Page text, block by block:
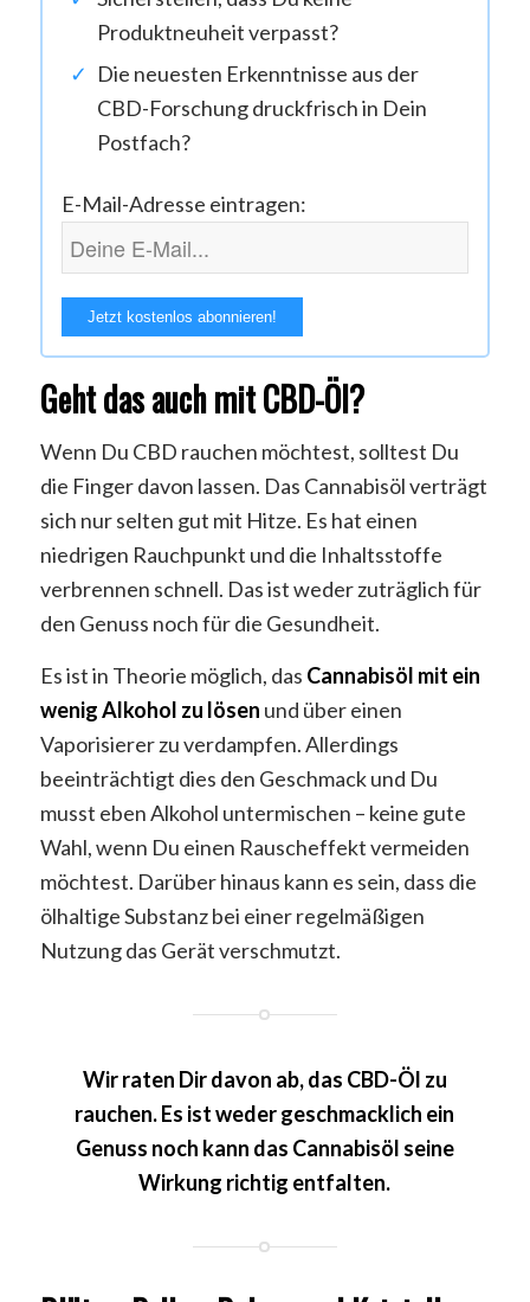
Produktneuheit verpasst?
Die neuesten Erkenntnisse aus der
CBD-Forschung druckfrisch in Dein
Postfach?
E-Mail-Adresse eintragen:
Geht das auch mit CBD-Öl?
Wenn Du CBD rauchen möchtest, solltest Du
die Finger davon lassen. Das Cannabisöl verträgt
sich nur selten gut mit Hitze. Es hat einen
niedrigen Rauchpunkt und die Inhaltsstoffe
verbrennen schnell. Das ist weder zuträglich für
den Genuss noch für die Gesundheit.
Es ist in Theorie möglich, das Cannabisöl mit ein
wenig Alkohol zu lösen und über einen
Vaporisierer zu verdampfen. Allerdings
beeinträchtigt dies den Geschmack und Du
musst eben Alkohol untermischen – keine gute
Wahl, wenn Du einen Rauscheffekt vermeiden
möchtest. Darüber hinaus kann es sein, dass die
ölhaltige Substanz bei einer regelmäßigen
Nutzung das Gerät verschmutzt.
Wir raten Dir davon ab, das CBD-Öl zu
rauchen. Es ist weder geschmacklich ein
Genuss noch kann das Cannabisöl seine
Wirkung richtig entfalten.